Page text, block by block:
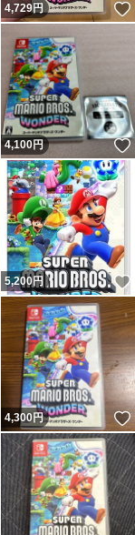
いいね！
4,729円
いいね！
4,100円
いいね！
5,200 円
いいね！
4,300円